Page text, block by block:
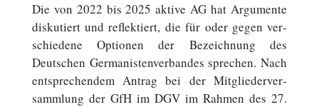
Die von 2022 bis 2025 aktive AG hat Ar­gu­men­te
dis­ku­tiert und re­flek­tiert, die für oder gegen ver­
schie­de­ne Op­tio­nen der Be­zeich­nung des
Deutschen Germanistenverbandes spre­chen. Nach
ent­spre­chen­dem Antrag bei der Mit­glie­der­ver­
samm­lung der GfH im DGV im Rahmen des 27.